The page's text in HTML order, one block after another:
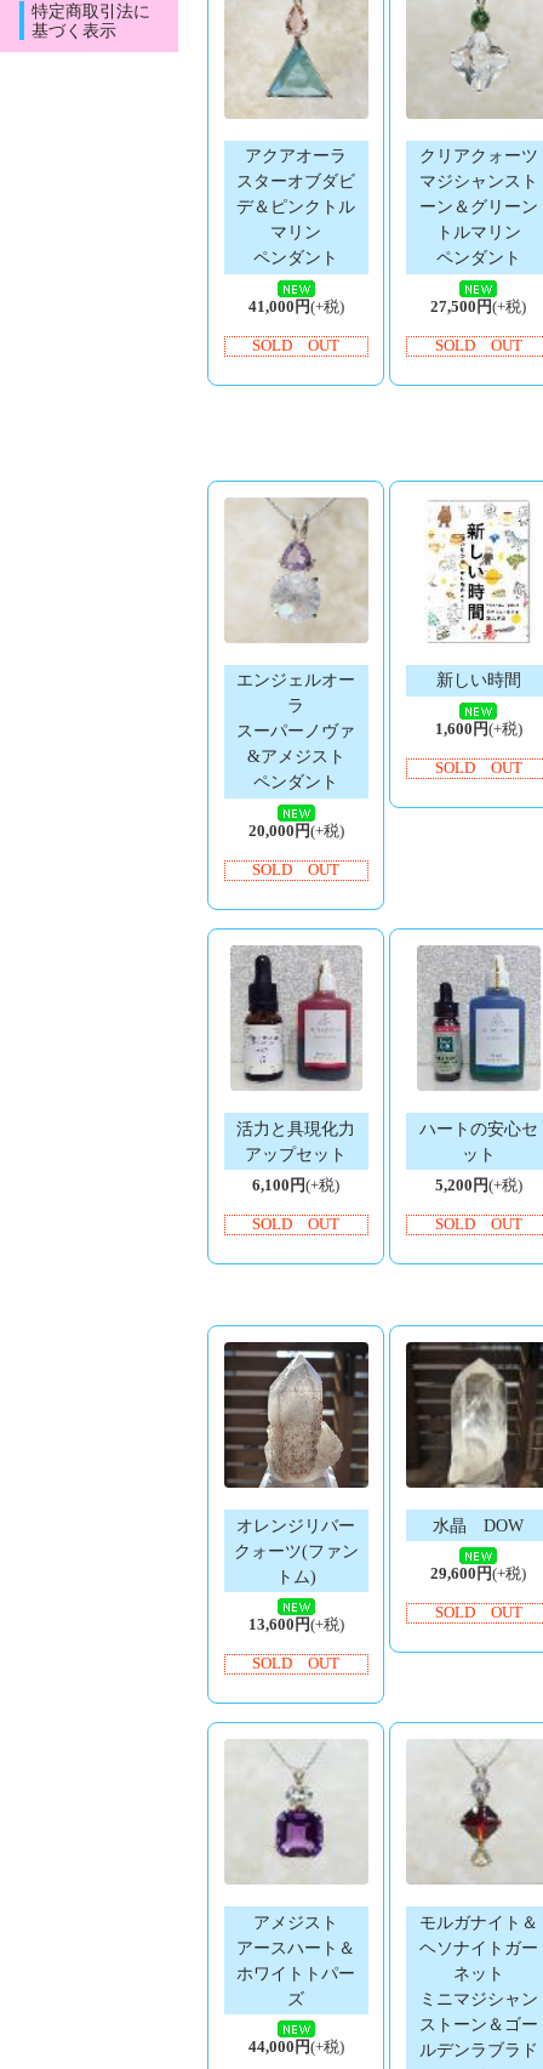
特定商取引法に
基づく表示
アクアオーラ
スターオブダビ
デ＆ピンクトル
マリン
ペンダント
41,000円(+税)
SOLD OUT
クリアクォーツ
マジシャンスト
ーン＆グリーン
トルマリン
ペンダント
27,500円(+税)
SOLD OUT
エンジェルオー
ラ
スーパーノヴァ
&アメジスト
ペンダント
20,000円(+税)
SOLD OUT
新しい時間
1,600円(+税)
SOLD OUT
活力と具現化力
アップセット
6,100円(+税)
SOLD OUT
ハートの安心セ
ット
5,200円(+税)
SOLD OUT
オレンジリバー
クォーツ(ファン
トム)
13,600円(+税)
SOLD OUT
水晶 DOW
29,600円(+税)
SOLD OUT
アメジスト
アースハート＆
ホワイトトパー
ズ
44,000円(+税)
モルガナイト＆
ヘソナイトガー
ネット
ミニマジシャン
ストーン＆ゴー
ルデンラブラド